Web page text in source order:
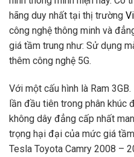
hãng duy nhất tại thị trường
công nghệ thông minh và
giá tầm trung như: Sử dụng
thêm công nghệ 5G.
Với một cấu hình là Ram
lần đầu tiên trong phân khúc
không dây đẳng cấp nhất
trọng hại đại của mức giá
Tesla Toyota Camry 2008 –